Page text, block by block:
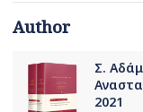
Author
Σ.
2021